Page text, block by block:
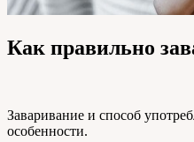
Как правильно
Заваривание и способ
особенности.